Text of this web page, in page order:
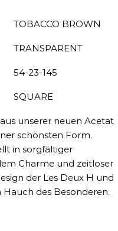
TOBACCO BROWN
TRANSPARENT
54-23-145
SQUARE
unserer neuen Acetat
schönsten Form.
in sorgfältiger
Charme und zeitloser
der Les Deux H und
des Besonderen.